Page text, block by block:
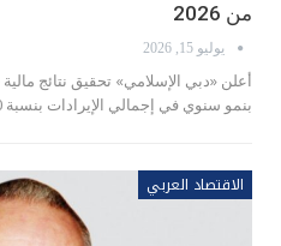
من 2026
يوليو 15, 2026
بنمو سنوي في إجمالي الإيرادات بنسبة 10 %، لتصل…
الاقتصاد العربي